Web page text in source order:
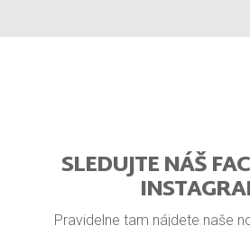
SLEDUJTE NÁŠ
Pravidelne tam nájdete naše